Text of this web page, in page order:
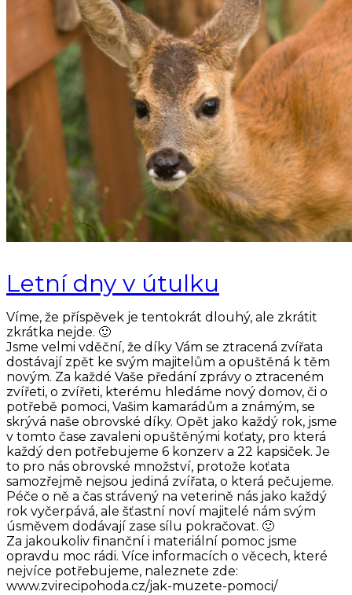
Letní dny v útulku
Víme, že příspěvek je tentokrát dlouhý, ale zkrátit
zkrátka nejde. 🙂
Jsme velmi vděční, že díky Vám se ztracená zvířata
dostávají zpět ke svým majitelům a opuštěná k těm
novým. Za každé Vaše předání zprávy o ztraceném
zvířeti, o zvířeti, kterému hledáme nový domov, či o
potřebě pomoci, Vašim kamarádům a známým, se
skrývá naše obrovské díky. Opět jako každý rok, jsme
v tomto čase zavaleni opuštěnými koťaty, pro která
každý den potřebujeme 6 konzerv a 22 kapsiček. Je
to pro nás obrovské množství, protože koťata
samozřejmě nejsou jediná zvířata, o která pečujeme.
Péče o ně a čas strávený na veterině nás jako každý
rok vyčerpává, ale šťastní noví majitelé nám svým
úsměvem dodávají zase sílu pokračovat. 🙂
Za jakoukoliv finanční i materiální pomoc jsme
opravdu moc rádi. Více informacích o věcech, které
nejvíce potřebujeme, naleznete zde:
www.zvirecipohoda.cz/jak-muzete-pomoci/